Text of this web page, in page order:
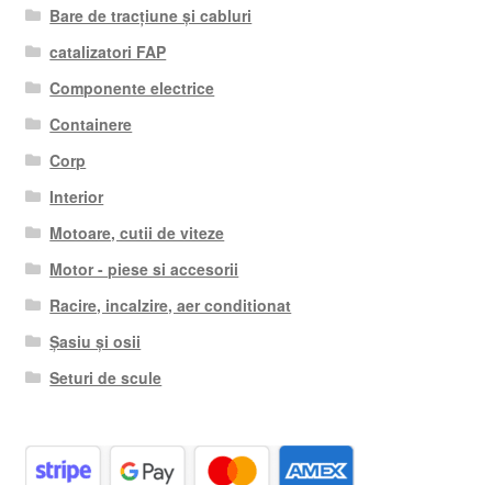
Bare de tracțiune și cabluri
catalizatori FAP
Componente electrice
Containere
Corp
Interior
Motoare, cutii de viteze
Motor - piese si accesorii
Racire, incalzire, aer conditionat
Șasiu și osii
Seturi de scule